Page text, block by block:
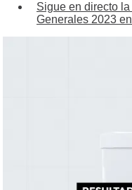
Sigue en directo
Generales 2023